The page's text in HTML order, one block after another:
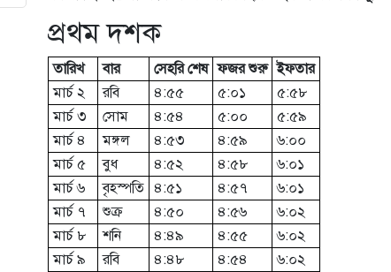
প্রথম দশক
তারিখ বার সেহরি শেষ ফজর শুরু ইফতার
মার্চ ২
রবি ৪:৫৫ ৫:০১
৫:৫৮
মার্চ ৩
সোম ৪:৫৪ ৫:০০
৫:৫৯
মার্চ ৪
মঙ্গল ৪:৫৩ ৪:৫৯
৬:০০
মার্চ ৫
বুধ ৪:৫২ ৪:৫৮
৬:০১
মার্চ ৬
বৃহস্পতি ৪:৫১ ৪:৫৭
৬:০১
মার্চ ৭
শুক্র ৪:৫০ ৪:৫৬
৬:০২
মার্চ ৮
শনি ৪:৪৯ ৪:৫৫
৬:০২
মার্চ ৯
রবি ৪:৪৮ ৪:৫৪
৬:০২